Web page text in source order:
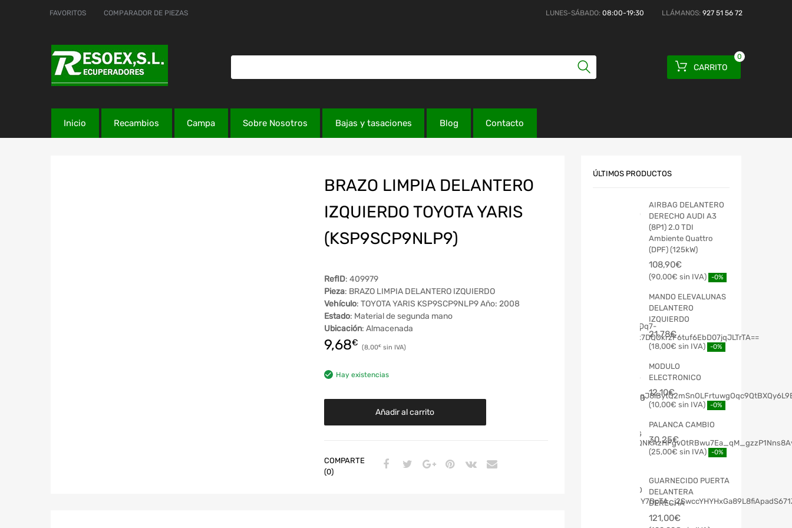
FAVORITOS COMPARADOR DE PIEZAS LUNES-SÁBADO: 08:00-19:30 LLÁMANOS: 927 51 56 72
CARRITO
0
Inicio Recambios Campa Sobre Nosotros Bajas y tasaciones Blog Contacto
BRAZO LIMPIA DELANTERO
IZQUIERDO TOYOTA YARIS
(KSP9SCP9NLP9)
RefID: 409979
Pieza: BRAZO LIMPIA DELANTERO IZQUIERDO
Vehículo: TOYOTA YARIS KSP9SCP9NLP9 Año: 2008
Estado: Material de segunda mano
Ubicación: Almacenada
9,68€ 8,00€
Hay existencias
Añadir al carrito
COMPARTE
(0)
ÚLTIMOS PRODUCTOS
AIRBAG DELANTERO
DERECHO AUDI A3
(8P1) 2.0 TDI
Ambiente Quattro
(DPF) (125kW)
108,90€
90,00€ -0%
MANDO ELEVALUNAS
DELANTERO
IZQUIERDO
21,78€
18,00€ -0%
MODULO
ELECTRONICO
12,10€
10,00€ -0%
PALANCA CAMBIO
30,25€
25,00€ -0%
GUARNECIDO PUERTA
DELANTERA
DERECHA
121,00€